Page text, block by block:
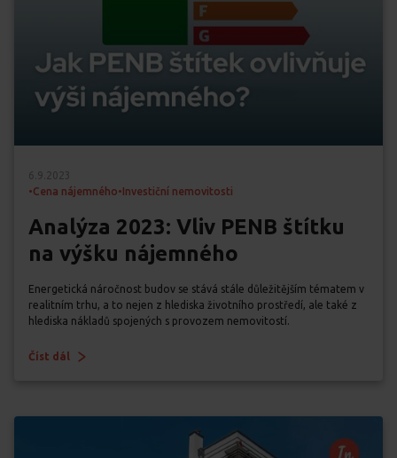
6.9.2023
•Cena nájemného•Investiční nemovitosti
Analýza 2023: Vliv PENB štítku
na výšku nájemného
Energetická náročnost budov se stává stále důležitějším tématem v
realitním trhu, a to nejen z hlediska životního prostředí, ale také z
hlediska nákladů spojených s provozem nemovitostí.
Číst dál